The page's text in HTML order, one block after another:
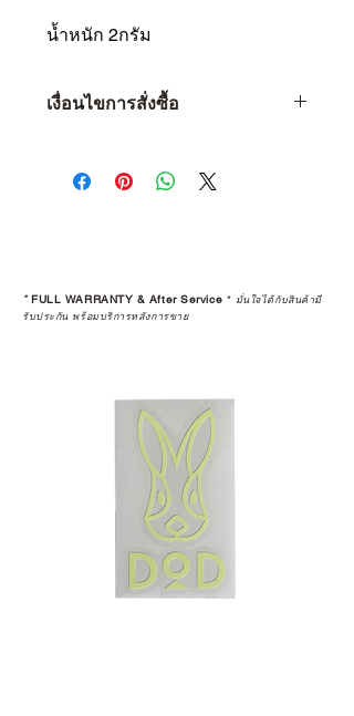
น้ำหนัก 2กรัม
เงื่อนไขการสั่งซื้อ
1 • จำกัดจำนวน 1 ท่าน ต่อ 1 ชิ้น
เท่านั้น
ลง
3 • การ Resell (พ่อค้า-แม่ค้า) สินค้าที่
รายการ 15 วัน
4 • สินค้าใดๆ ก็ตามที่ซื้อจากการ
Resell หรือมีการเปลี่ยนมือผู้ซื้อ จะ
ถือว่าสิ้นสุดการรับประกันสินค้าทุก
5 • สงวนสิทธิ์ในการงดจำหน่ายสินค้า
ทุกรายการให้กับผู้ที่มีประวัติการนำ
สินค้าไปขายต่อ (Resell)
*FULL WARRANTY & After Service * มั่นใจได้กับสินค้ามี
รับประกัน พร้อมบริการหลังการขาย